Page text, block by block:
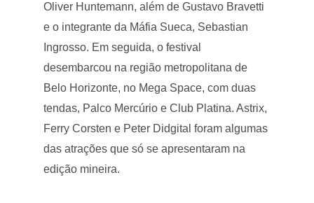
Oliver Huntemann, além de Gustavo Bravetti
e o integrante da Máfia Sueca, Sebastian
Ingrosso. Em seguida, o festival
desembarcou na região metropolitana de
Belo Horizonte, no Mega Space, com duas
tendas, Palco Mercúrio e Club Platina. Astrix,
Ferry Corsten e Peter Didgital foram algumas
das atrações que só se apresentaram na
edição mineira.